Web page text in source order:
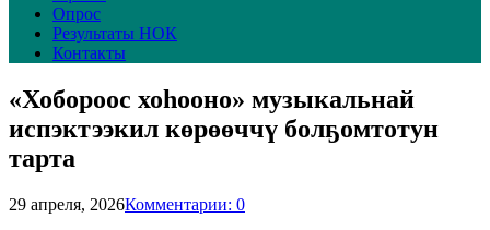
Опрос
Результаты НОК
Контакты
«Хобороос хоһооно» музыкальнай
испэктээкил көрөөччү болҕомтотун
тарта
29 апреля, 2026Комментарии: 0